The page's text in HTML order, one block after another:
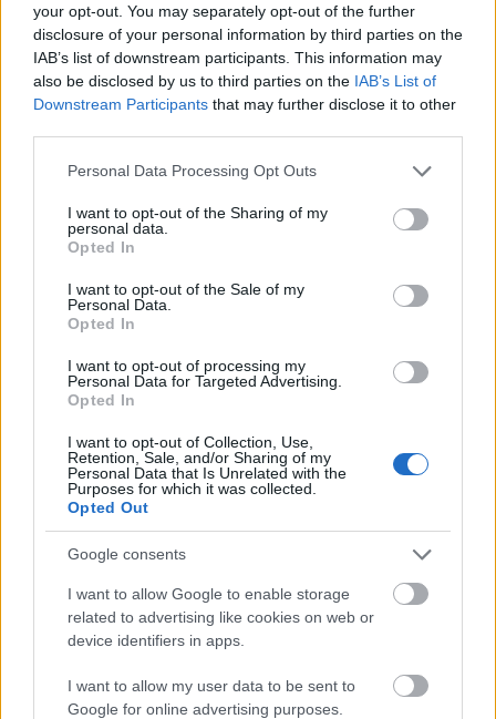
your opt-out. You may separately opt-out of the further
disclosure of your personal information by third parties on the
IAB’s list of downstream participants. This information may
also be disclosed by us to third parties on the IAB’s List of
Downstream Participants that may further disclose it to other
Please note that this website/app uses one or more Google
not limited to your visit or usage behaviour. You may click to
grant or deny consent to Google and its third-party tags to
use your data for below specified purposes in below Google
consent section.
Personal Data Processing Opt Outs
I want to opt-out of the Sharing of my
personal data.
Opted In
I want to opt-out of the Sale of my
Personal Data.
Opted In
I want to opt-out of processing my
Personal Data for Targeted Advertising.
Opted In
I want to opt-out of Collection, Use,
Retention, Sale, and/or Sharing of my
Personal Data that Is Unrelated with the
Purposes for which it was collected.
Opted Out
Google consents
I want to allow Google to enable storage
related to advertising like cookies on web or
device identifiers in apps.
I want to allow my user data to be sent to
Google for online advertising purposes.
συνολικές πωλήσεις ISGαυξήθηκαν 38% στα
11,65 δισεκατομμύρια δολάρια,πάνω από τις
προσδοκίες του StreetAccount για 10,44
δισεκατομμύρια δολάρια.